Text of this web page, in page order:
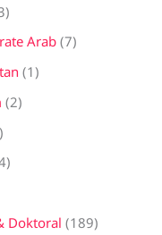
Arab (7)
(1)
(2)
Doktoral (189)